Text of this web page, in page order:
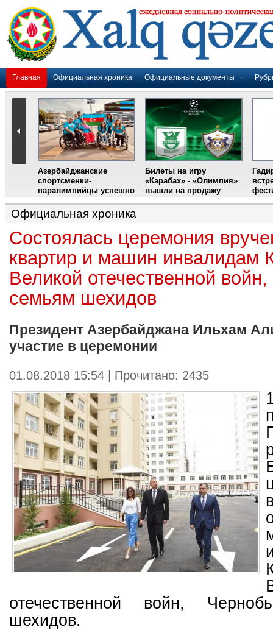
Главная Официальная хроника Официальные документы
Азербайджанские
спортсменки-
паралимпийцы успешно
выступили на III
Международном
фестивале парашютного
Билеты на игру
«Карабах» - «Олимпия»
вышли на продажу
Официальная хроника
Состоялась церемония
квартир и машин инвалидам
Великой отечественной
семьям шехидов
Президент Азербайджана Ильхам
участие в церемонии
01.08.2018 15:54 | Прочитано: 2435
отечественной войн,
шехидов.